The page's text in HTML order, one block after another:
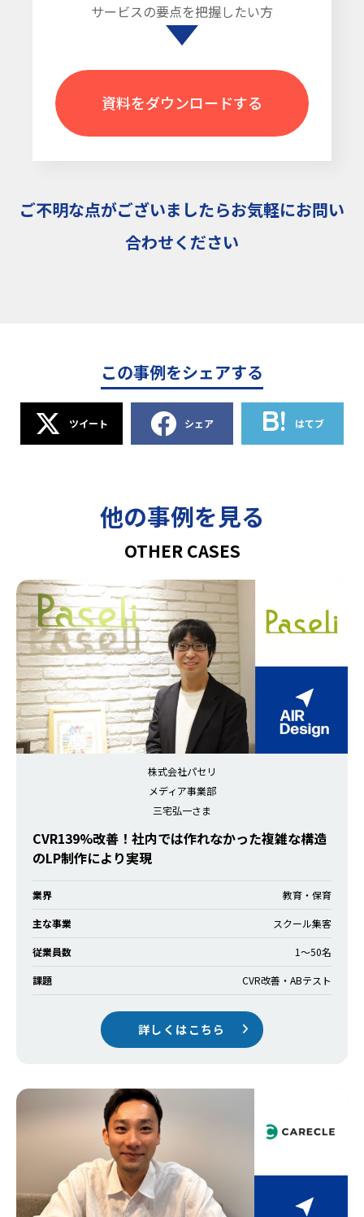
サービスの要点を把握したい方
資料をダウンロードする
ご不明な点がございましたらお気軽にお問い
合わせください
この事例をシェアする
ツイート シェア はてブ
他の事例を見る
OTHER CASES
株式会社パセリ
メディア事業部
三宅弘一さま
CVR139%改善！社内では作れなかった複雑な構造
のLP制作により実現
業界 教育・保育
主な事業 スクール集客
従業員数 1〜50名
課題 CVR改善・ABテスト
詳しくはこちら